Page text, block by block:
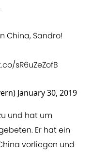
China, Sandro!
sR6uZeZofB
January 30, 2019
und hat um
Er hat ein
vorliegen und